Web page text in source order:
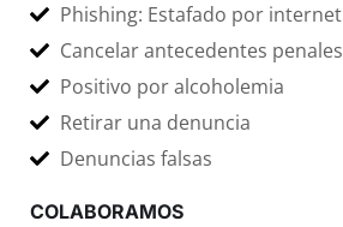
Phishing: Estafado por internet
Cancelar antecedentes penales
Positivo por alcoholemia
Retirar una denuncia
Denuncias falsas
COLABORAMOS